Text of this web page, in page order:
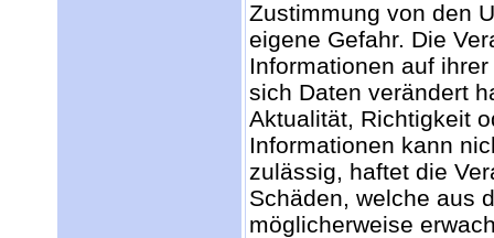
Zustimmung von den
eigene Gefahr. Die
Informationen auf
sich Daten verändert
Aktualität, Richtigkeit
Informationen kann
zulässig, haftet die
Schäden, welche aus
möglicherweise